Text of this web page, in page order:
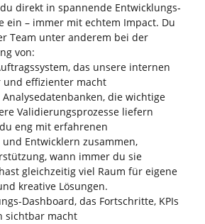
direkt in spannende Entwicklungs‑
ein – immer mit echtem Impact. Du
Team unter anderem bei der
von:
das unsere internen
und effizienter macht
Analysedatenbanken, die wichtige
Validierungsprozesse liefern
eng mit erfahrenen
Entwicklern zusammen,
wann immer du sie
gleichzeitig viel Raum für eigene
kreative Lösungen.
Dashboard, das Fortschritte, KPIs
sichtbar macht